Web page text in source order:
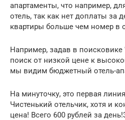
апартаменты, что например,
отель, так как нет доплаты за
квартиры больше чем номер в
Например, задав в поисковике
поиск от низкой цене к
мы видим бюджетный отель-
На минуточку, это первая
Чистенький отельчик, хотя и
цена! Всего 600 рублей за